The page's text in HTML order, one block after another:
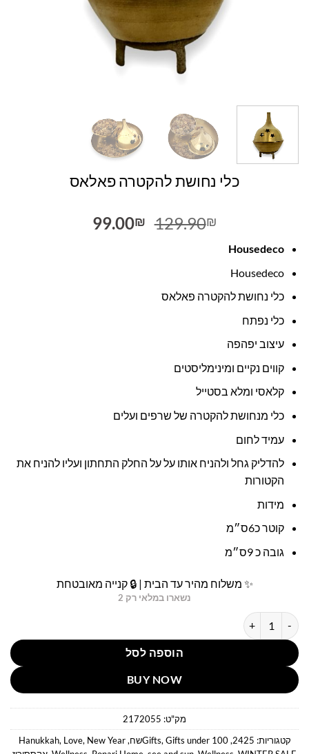
כלי נחושת להקטרה פאלאס
129.90₪
המחיר
99.00₪
המחיר
Housedeco
Housedeco
כלי נחושת להקטרה פאלאס
כלי נפתח
עיצוב יפהפה
קווים נקיים ומינימליסטים
קלאסי ומלא בסטייל
כלי מנחושת להקטרה של שרפים ועלים
עמיד לחום
להדליק גחל ולהניח אותו על על החלק התחתון ועליו להניח את
הקטורות
מידות
קוטר כ6ס״מ
גובה כ 9ס״מ
✨ משלוח מהיר עד הבית | 🔒 קנייה מאובטחת
נשארו במלאי רק 2
כמות של כלי נחושת להקטרה פאלאס
הוספה לסל
BUY NOW
מק"ט: 2172055
קטגוריות: 2425
,
Gifts, Gifts under 100שח ,
Hanukkah, Love, New Year